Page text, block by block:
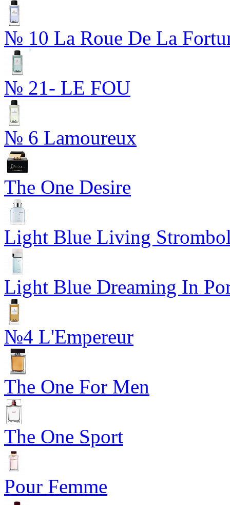
№ 10 La Roue De La
№ 21- LE FOU
№ 6 Lamoureux
The One Desire
Light Blue Living
Light Blue Dreaming In
№4 L'Empereur
The One For Men
The One Sport
Pour Femme